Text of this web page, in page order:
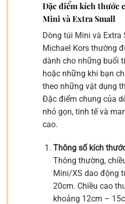
Đặc điểm kích thước
Mini và Extra Small
Dòng túi Mini và Extra
Michael Kors thường
dành cho những buổi
hoặc những khi bạn
theo những vật dụng
Đặc điểm chung của
nhỏ gọn, tinh tế và
cao.
Thông số kích
Thông thường,
Mini/XS dao động
20cm. Chiều cao
khoảng 12cm –